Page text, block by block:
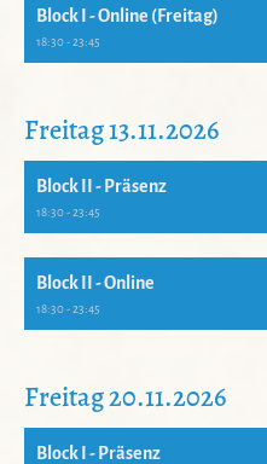
Block I - Online (Freitag)
18:30 - 23:45
Freitag 13.11.2026
Block II - Präsenz
18:30 - 23:45
Block II - Online
18:30 - 23:45
Freitag 20.11.2026
Block I - Präsenz